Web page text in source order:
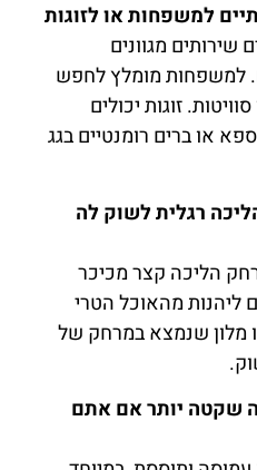
למשפחות או לזוגות
שירותים מגוונים
למשפחות מומלץ לחפש
זוגות יכולים
או ברים רומנטיים בגג
רגלית לשוק לה
הליכה קצר מכיכר
ליהנות מהאוכל הטרי
מלון שנמצא במרחק של
שקטה יותר אם אתם